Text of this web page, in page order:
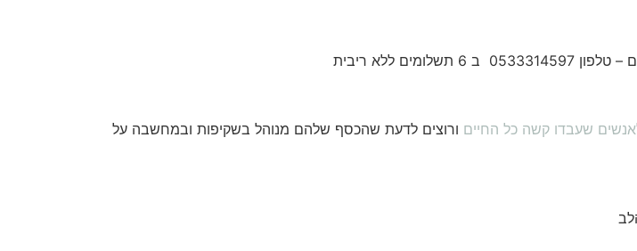
ללא ריבית
שעבדו קשה כל החיים ורוצים לדעת שהכסף שלהם מנוהל בשקיפות ובמחשבה על